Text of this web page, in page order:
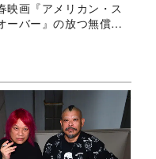
映画『アメリカン・ス
ーバー』の放つ無償の